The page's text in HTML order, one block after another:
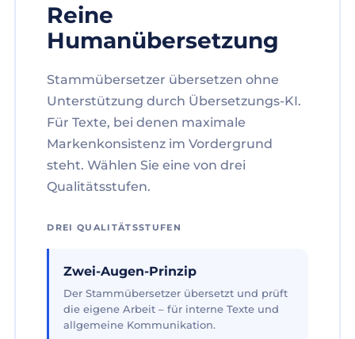
Reine
Humanübersetzung
Stammübersetzer übersetzen ohne
Unterstützung durch Übersetzungs-KI.
Für Texte, bei denen maximale
Markenkonsistenz im Vordergrund
steht. Wählen Sie eine von drei
Qualitätsstufen.
DREI QUALITÄTSSTUFEN
Zwei-Augen-Prinzip
Der Stammübersetzer übersetzt und prüft
die eigene Arbeit – für interne Texte und
allgemeine Kommunikation.